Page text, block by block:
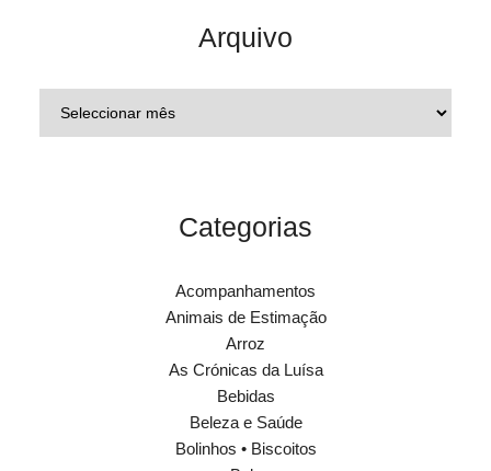
Arquivo
Categorias
Acompanhamentos
Animais de Estimação
Arroz
As Crónicas da Luísa
Bebidas
Beleza e Saúde
Bolinhos • Biscoitos